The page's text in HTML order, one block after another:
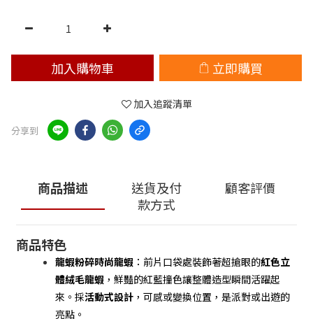
加入購物車 立即購買
加入追蹤清單
分享到
商品描述
送貨及付
款方式
顧客評價
商品特色
龍蝦粉碎時尚龍蝦 ：前片口袋處裝飾著超搶眼的紅色立
體絨毛龍蝦 ，鮮豔的紅藍撞色讓整體造型瞬間活躍起
來。採活動式設計 ，可感或變換位置，是派對或出遊的
亮點。